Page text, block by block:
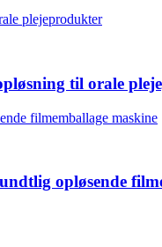
til orale
opløsende